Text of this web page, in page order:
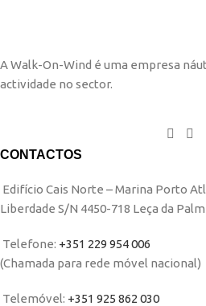
A Walk-On-Wind é uma empresa
actividade no sector.
CONTACTOS
Edifício Cais Norte – Marina Porto
Liberdade S/N 4450-718 Leça da
Telefone: +351 229 954 006
(Chamada para rede móvel nacional)
Telemóvel: +351 925 862 030